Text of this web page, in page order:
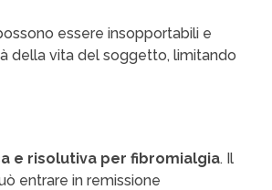
essere insopportabili e
della vita del soggetto, limitando
e risolutiva per fibromialgia. Il
entrare in remissione